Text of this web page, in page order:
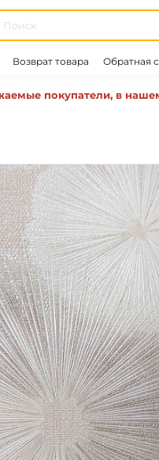
Возврат товара Обратная
покупатели, в